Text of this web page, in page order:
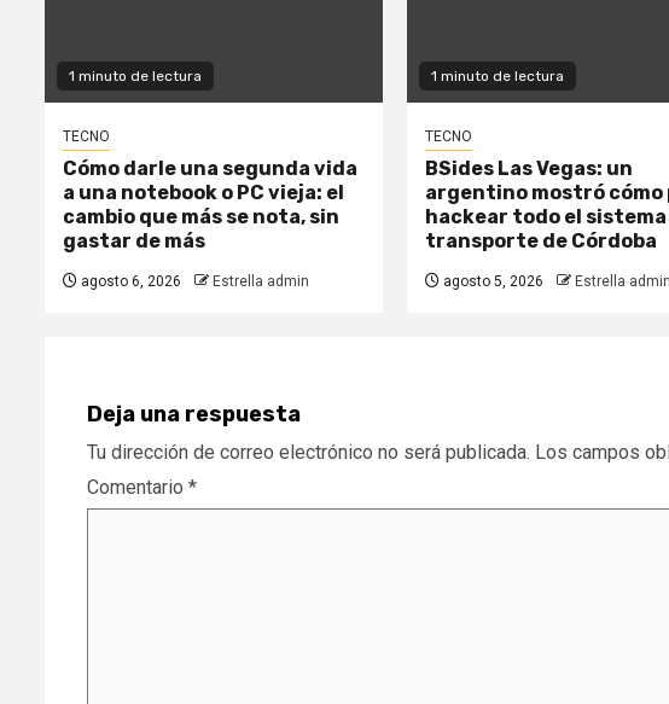
1 minuto de lectura
TECNO
Cómo darle una segunda vida
a una notebook o PC vieja: el
cambio que más se nota, sin
gastar de más
agosto 6, 2026 Estrella admin
1 minuto de lectura
TECNO
BSides Las Vegas: un
argentino mostró cómo
hackear todo el sistema
transporte de Córdoba
agosto 5, 2026 Estrella admin
Deja una respuesta
Tu dirección de correo electrónico no será publicada. Los campos
Comentario *